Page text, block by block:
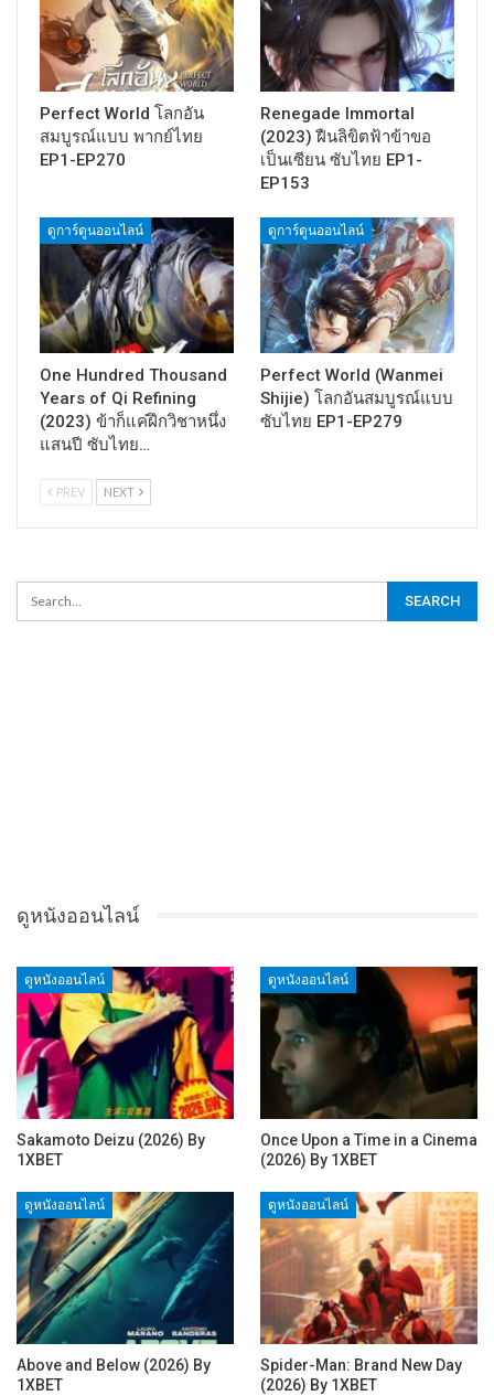
Perfect World โลกอัน
สมบูรณ์แบบ พากย์ไทย
EP1-EP270
Renegade Immortal
(2023) ฝืนลิขิตฟ้าข้าขอ
เป็นเซียน ซับไทย EP1-
EP153
ดูการ์ตูนออนไลน์
One Hundred Thousand
Years of Qi Refining
(2023) ข้าก็แค่ฝึกวิชาหนึ่ง
แสนปี ซับไทย…
ดูการ์ตูนออนไลน์
Perfect World (Wanmei
Shijie) โลกอันสมบูรณ์แบบ
ซับไทย EP1-EP279
PREV NEXT
ดูหนังออนไลน์
ดูหนังออนไลน์
Sakamoto Deizu (2026) By
1XBET
ดูหนังออนไลน์
Once Upon a Time in a Cinema
(2026) By 1XBET
ดูหนังออนไลน์
Above and Below (2026) By
1XBET
ดูหนังออนไลน์
Spider-Man: Brand New Day
(2026) By 1XBET